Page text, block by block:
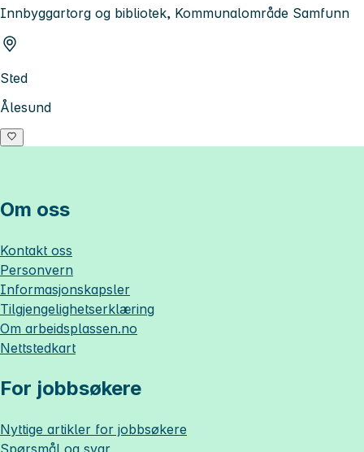
Innbyggartorg og bibliotek, Kommunalområde Samfunn
Sted
Ålesund
Om oss
Kontakt oss
Personvern
Informasjonskapsler
Tilgjengelighetserklæring
Om arbeidsplassen.no
Nettstedkart
For jobbsøkere
Nyttige artikler for jobbsøkere
Spørsmål og svar